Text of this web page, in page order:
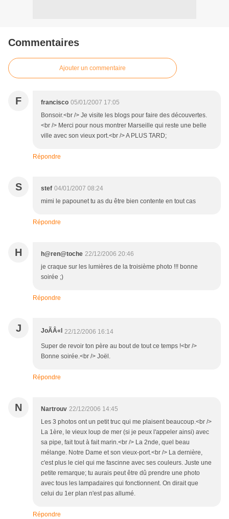
Commentaires
Ajouter un commentaire
F francisco 05/01/2007 17:05
Bonsoir.<br /> Je visite les blogs pour faire des découvertes.
<br /> Merci pour nous montrer Marseille qui reste une belle
ville avec son vieux port.<br /> A PLUS TARD;
Répondre
S stef 04/01/2007 08:24
mimi le papounet tu as du être bien contente en tout cas
Répondre
H h@ren@toche 22/12/2006 20:46
je craque sur les lumières de la troisième photo !!! bonne
soirée ;)
Répondre
J JoÃÂ«l 22/12/2006 16:14
Super de revoir ton père au bout de tout ce temps !<br />
Bonne soirée.<br /> Joël.
Répondre
N Nartrouv 22/12/2006 14:45
Les 3 photos ont un petit truc qui me plaisent beaucoup.<br />
La 1ère, le vieux loup de mer (si je peux l'appeler ainsi) avec
sa pipe, fait tout à fait marin.<br /> La 2nde, quel beau
mélange. Notre Dame et son vieux-port.<br /> La dernière,
c'est plus le ciel qui me fascinne avec ses couleurs. Juste une
petite remarque; tu aurais peut être dû prendre une photo
avec tous les lampadaires qui fonctionnent. On dirait que
celui du 1er plan n'est pas allumé.
Répondre